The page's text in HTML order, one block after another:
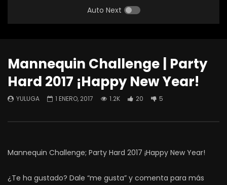
Auto Next
Mannequin Challenge | Party
Hard 2017 ¡Happy New Year!
YULUGA 1 ENERO, 2017 1.2K 20 5
Mannequin Challenge; Party Hard 2017 ¡Happy New Year!
¿Te ha gustado? Dale “me gusta” y comenta para más